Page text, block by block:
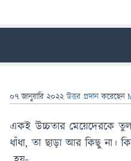
07 জানুয়ারি 2022 উত্তর প্রদান করেছেন
একই উচ্চতার মেয়েদেরকে
ধাঁধা, তা ছাড়া আর কিছু না।